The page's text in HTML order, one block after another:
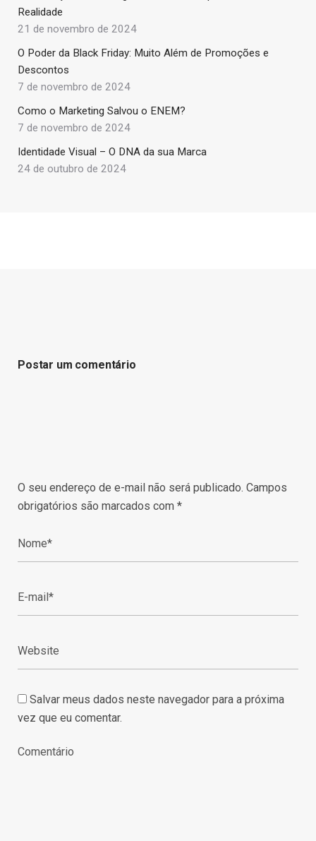
Realidade
21 de novembro de 2024
O Poder da Black Friday: Muito Além de Promoções e
Descontos
7 de novembro de 2024
Como o Marketing Salvou o ENEM?
7 de novembro de 2024
Identidade Visual – O DNA da sua Marca
24 de outubro de 2024
Postar um comentário
O seu endereço de e-mail não será publicado. Campos
obrigatórios são marcados com *
Salvar meus dados neste navegador para a próxima
vez que eu comentar.